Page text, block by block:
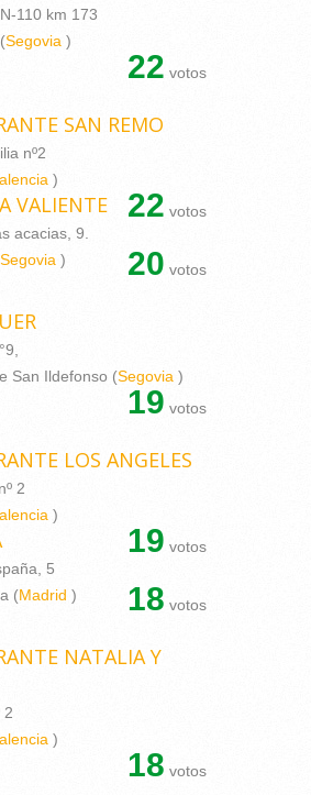
110 km 173
Segovia )
22 votos
SAN REMO
nº2
)
22 votos
VALIENTE
acacias, 9.
Segovia ) 20 votos
San Ildefonso (Segovia )
19 votos
LOS ANGELES
2
)
19 votos
5
(Madrid ) 18 votos
NATALIA Y
2
)
18 votos